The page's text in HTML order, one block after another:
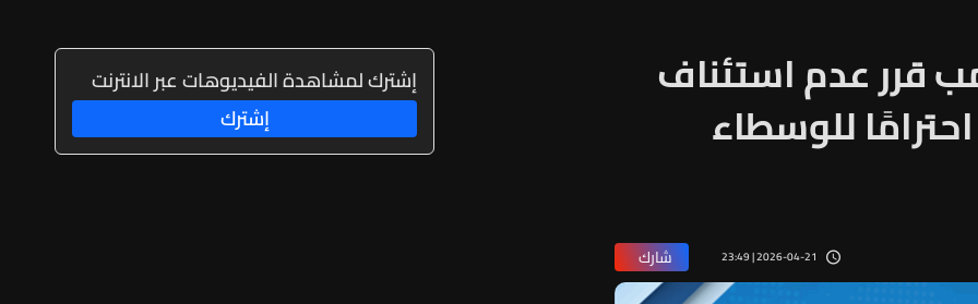
قرر عدم استئناف
للوسطاء
2026-04-21 | 23:49 شارك
إشترك لمشاهدة الفيديوهات عبر الانترنت
إشترك